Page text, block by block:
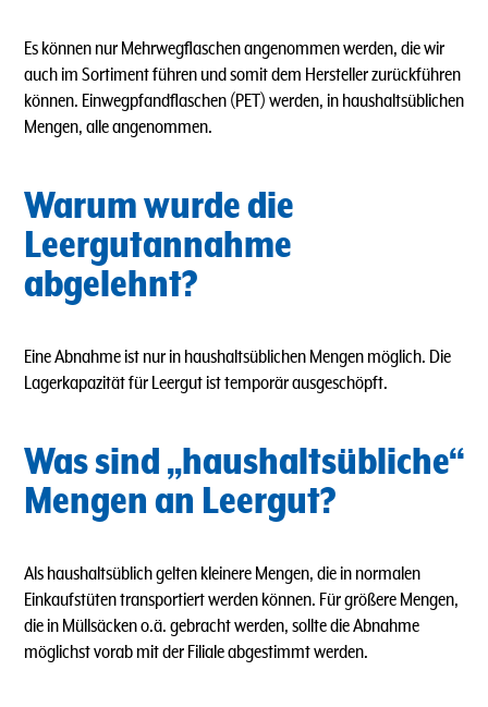
Es können nur Mehrwegflaschen angenommen werden, die wir
auch im Sortiment führen und somit dem Hersteller zurückführen
können. Einwegpfandflaschen (PET) werden, in haushaltsüblichen
Mengen, alle angenommen.
Warum wurde die
Leergutannahme
abgelehnt?
Eine Abnahme ist nur in haushaltsüblichen Mengen möglich. Die
Lagerkapazität für Leergut ist temporär ausgeschöpft.
Was sind „haushaltsübliche“
Mengen an Leergut?
Als haushaltsüblich gelten kleinere Mengen, die in normalen
Einkaufstüten transportiert werden können. Für größere Mengen,
die in Müllsäcken o.ä. gebracht werden, sollte die Abnahme
möglichst vorab mit der Filiale abgestimmt werden.